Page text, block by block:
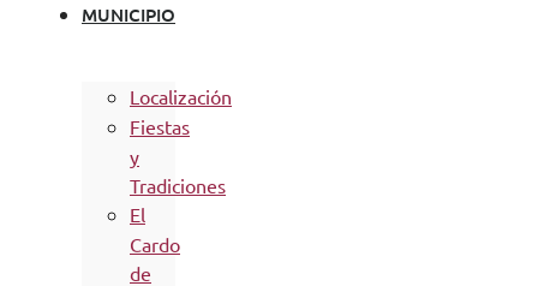
MUNICIPIO
Localización
Fiestas
y
Tradiciones
El
Cardo
de